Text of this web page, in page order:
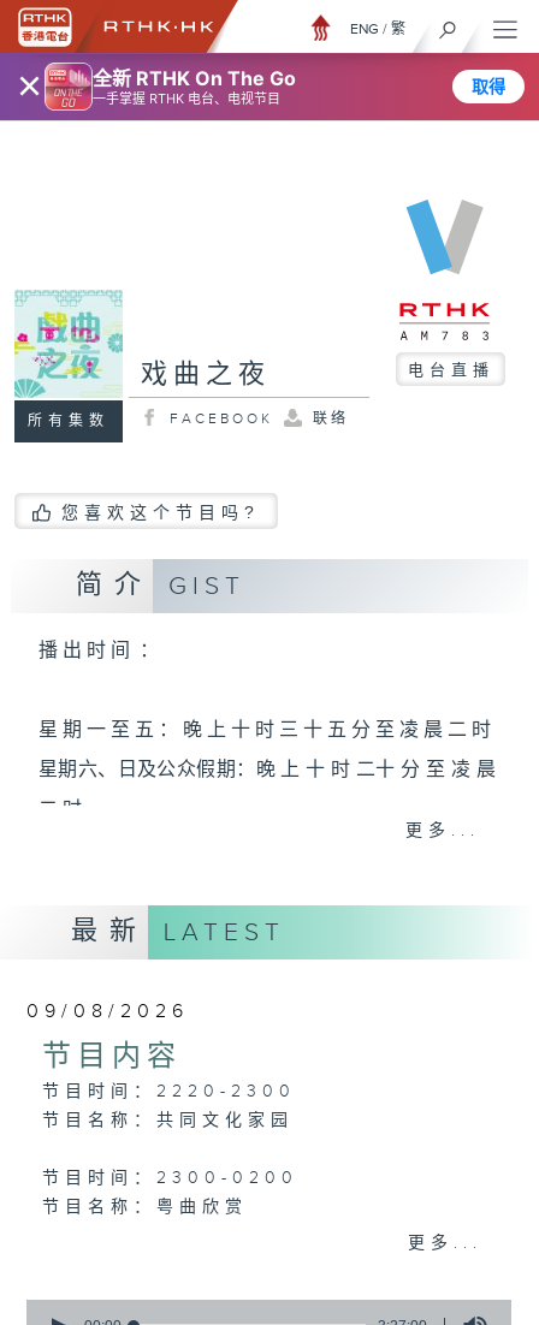
× 全新 RTHK On The Go
一手掌握 RTHK 电台、电视节目
取得
ENG / 繁
所有集数
戏曲之夜 电台直播
FACEBOOK 联络
您喜欢这个节目吗?
简介 GIST
播 出 时 间 ：
星 期 一 至 五 ： 晚 上 十 时 三 十 五 分 至 凌 晨 二 时
星期六、日及公众假期：晚 上 十 时 二十 分 至 凌 晨
二 时
黄可柔、马崇恩、萧桐、陈婉红、红萍、林玉琴、陈
为顾及平日需要上班的听众，《戏曲之夜》安排在每
个晚上播放粤曲，以地方语言介绍京剧、潮剧、越剧
等；务求以同一语言介绍同一剧种，望能令广大听众
有更亲切的感受。
更多...
最新 LATEST
09/08/2026
节目内容
节目时间：2220-2300
节目名称：共同文化家园
节目时间：2300-0200
节目名称：粤曲欣赏
更多...